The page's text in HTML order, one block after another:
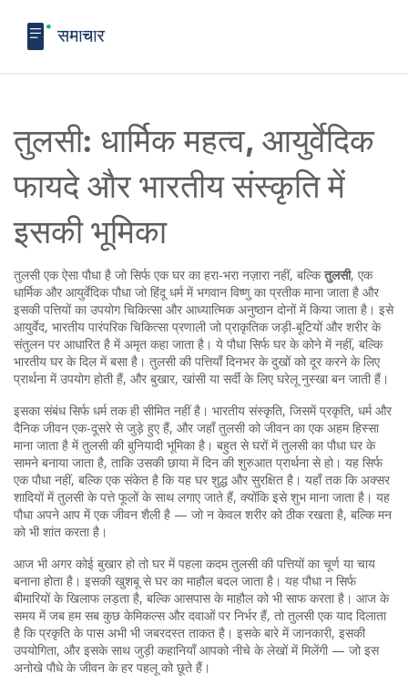
तुलसी: धार्मिक महत्व, आयुर्वेदिक
फायदे और भारतीय संस्कृति में
इसकी भूमिका
तुलसी एक ऐसा पौधा है जो सिर्फ एक घर का हरा-भरा नज़ारा नहीं, बल्कितुलसी, एक
धार्मिक और आयुर्वेदिक पौधा जो हिंदू धर्म में भगवान विष्णु का प्रतीक माना जाता है और
इसकी पत्तियों का उपयोग चिकित्सा और आध्यात्मिक अनुष्ठान दोनों में किया जाता है । इसे
आयुर्वेद, भारतीय पारंपरिक चिकित्सा प्रणाली जो प्राकृतिक जड़ी-बूटियों और शरीर के
संतुलन पर आधारित है में अमृत कहा जाता है। ये पौधा सिर्फ घर के कोने में नहीं, बल्कि
भारतीय घर के दिल में बसा है। तुलसी की पत्तियाँ दिनभर के दुखों को दूर करने के लिए
प्रार्थना में उपयोग होती हैं, और बुखार, खांसी या सर्दी के लिए घरेलू नुस्खा बन जाती हैं।
इसका संबंध सिर्फ धर्म तक ही सीमित नहीं है। भारतीय संस्कृति, जिसमें प्रकृति, धर्म और
दैनिक जीवन एक-दूसरे से जुड़े हुए हैं, और जहाँ तुलसी को जीवन का एक अहम हिस्सा
माना जाता है में तुलसी की बुनियादी भूमिका है। बहुत से घरों में तुलसी का पौधा घर के
सामने बनाया जाता है, ताकि उसकी छाया में दिन की शुरुआत प्रार्थना से हो। यह सिर्फ
एक पौधा नहीं, बल्कि एक संकेत है कि यह घर शुद्ध और सुरक्षित है। यहाँ तक कि अक्सर
शादियों में तुलसी के पत्ते फूलों के साथ लगाए जाते हैं, क्योंकि इसे शुभ माना जाता है। यह
पौधा अपने आप में एक जीवन शैली है — जो न केवल शरीर को ठीक रखता है, बल्कि मन
को भी शांत करता है।
आज भी अगर कोई बुखार हो तो घर में पहला कदम तुलसी की पत्तियों का चूर्ण या चाय
बनाना होता है। इसकी खुशबू से घर का माहौल बदल जाता है। यह पौधा न सिर्फ
बीमारियों के खिलाफ लड़ता है, बल्कि आसपास के माहौल को भी साफ करता है। आज के
समय में जब हम सब कुछ केमिकल्स और दवाओं पर निर्भर हैं, तो तुलसी एक याद दिलाता
है कि प्रकृति के पास अभी भी जबरदस्त ताकत है। इसके बारे में जानकारी, इसकी
उपयोगिता, और इसके साथ जुड़ी कहानियाँ आपको नीचे के लेखों में मिलेंगी — जो इस
अनोखे पौधे के जीवन के हर पहलू को छूते हैं।